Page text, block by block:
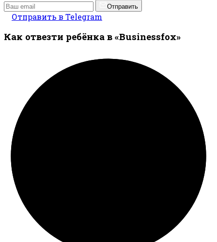
Отправить
Отправить в Telegram
Как отвезти ребёнка в «Businessfox»